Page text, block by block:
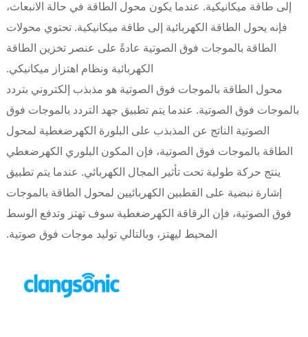
إلى طاقة ميكانيكية. عندما يكون محول الطاقة في حالة الانبعاث،
فإنه يحول الطاقة الكهربائية إلى طاقة ميكانيكية. تحتوي محولات
الطاقة بالموجات فوق الصوتية عادةً على عنصر تخزين الطاقة
الكهربائية ونظام اهتزاز ميكانيكي.
محول الطاقة بالموجات فوق الصوتية هو مذبذب إلكتروني بتردد
بالموجات فوق الصوتية. عندما يتم تطبيق جهد التردد بالموجات فوق
الصوتية الناتج عن المذبذب على البلورة الكهرضغطية لمحول
الطاقة بالموجات فوق الصوتية، فإن المكون البلوري الكهرضغطي
ينتج حركة طولية تحت تأثير المجال الكهربائي. عندما يتم تطبيق
إشارة نبضية على القطبين الكهربائيين لمحول الطاقة بالموجات
فوق الصوتية، فإن الرقاقة الكهرضغطية سوف تهتز وتدفع الوسط
المحيط ليهتز، وبالتالي توليد موجات فوق صوتية.